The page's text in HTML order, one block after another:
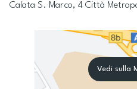
Calata S. Marco, 4 Città
Vedi sulla